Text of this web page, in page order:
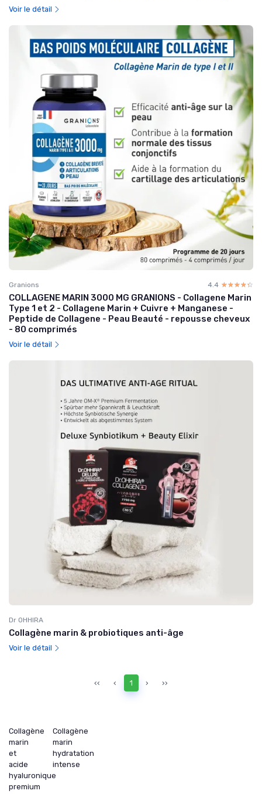
Voir le détail
Granions 4.4 ☆☆☆☆☆
★★★★★
COLLAGENE MARIN 3000 MG GRANIONS - Collagene Marin
Type 1 et 2 - Collagene Marin + Cuivre + Manganese -
Peptide de Collagene - Peau Beauté - repousse cheveux
- 80 comprimés
Voir le détail
Dr OHHIRA
Collagène marin & probiotiques anti-âge
Voir le détail
‹‹ ‹ 1 › ››
Collagène
marin
et
acide
hyaluronique
premium
Collagène
marin
hydratation
intense